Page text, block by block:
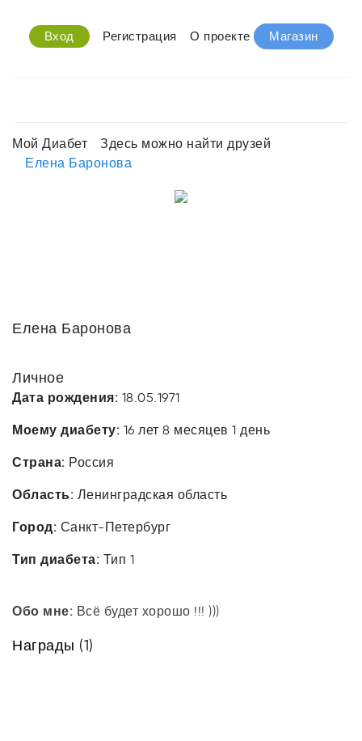
Вход Регистрация О проекте Магазин
Мой Диабет
Здесь можно найти друзей
Елена Баронова
Елена Баронова
Личное
Дата рождения: 18.05.1971
Моему диабету: 16 лет 8 месяцев 1 день
Страна: Россия
Область: Ленинградская область
Город: Санкт-Петербург
Тип диабета: Тип 1
Обо мне: Всё будет хорошо !!! )))
Награды (1)